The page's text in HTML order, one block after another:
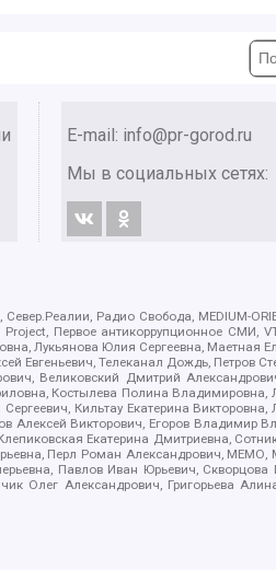
E-mail: info@pr-gorod.ru
Мы в социальных сетях:
Радио Свобода, MEDIUM-
Первое антикоррупционное СМИ,
Лукьянова Юлия Сергеевна, Маетная
Евгеньевич, Телеканал Дождь, Петров
Великовский Дмитрий
Костылева Полина
Кильтау Екатерина
Викторович, Егоров Владимир
Екатерина Дмитриевна,
Перл Роман Александрович, МЕМО,
Павлов Иван Юрьевич, Скворцова
Олег Александрович, Григорьева